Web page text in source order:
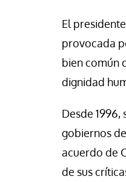
El
provocada
bien común
dignidad
Desde
gobiernos
acuerdo de
de sus